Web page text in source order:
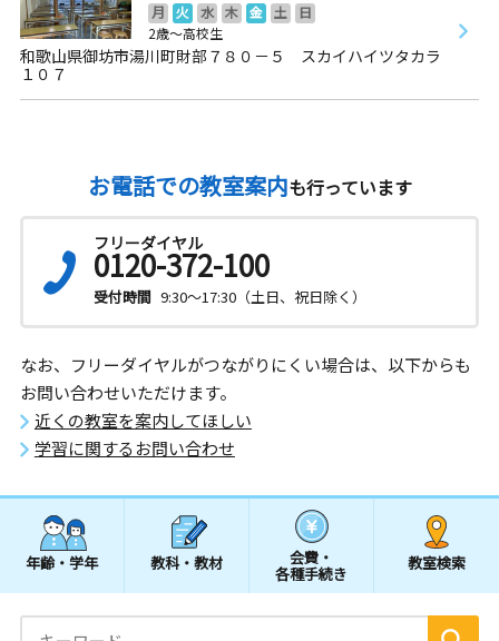
月 火 水 木 金 土
日
2歳～高校生
和歌山県御坊市湯川町財部７８０－５ スカイハイツタカラ
１０７
お電話での教室案内も行っています
フリーダイヤル
0120-372-100
受付時間 9:30～17:30（土日、祝日除く）
なお、フリーダイヤルがつながりにくい場合は、以下からも
お問い合わせいただけます。
近くの教室を案内してほしい
学習に関するお問い合わせ
年齢・学年 教科・教材 会費・
各種手続き
教室検索